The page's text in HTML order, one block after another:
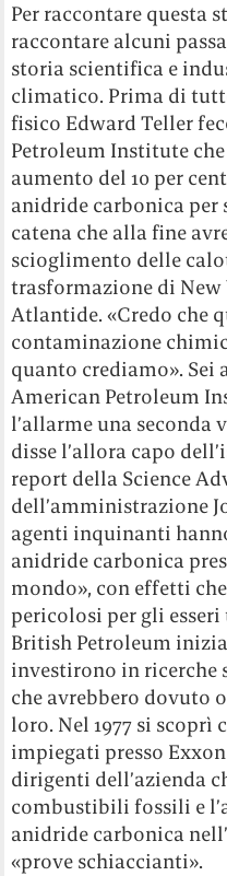
Per raccontare questa
raccontare alcuni
storia scientifica e
climatico. Prima di
fisico Edward Teller
Petroleum Institute
aumento del 10 per
anidride carbonica per
catena che alla fine
scioglimento delle
trasformazione di
Atlantide. «Credo che
contaminazione
quanto crediamo». Sei
American Petroleum
l’allarme una seconda
disse l’allora capo
report della Science
dell’amministrazione
agenti inquinanti
anidride carbonica
mondo», con effetti
pericolosi per gli esseri
British Petroleum
investirono in ricerche
che avrebbero dovuto
loro. Nel 1977 si scoprì
impiegati presso
dirigenti dell’azienda
combustibili fossili e
anidride carbonica
«prove schiaccianti».